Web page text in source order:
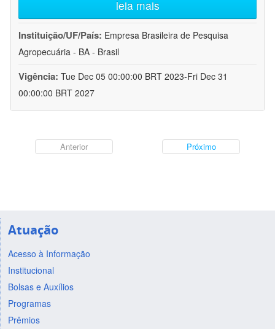
leia mais
Instituição/UF/País: Empresa Brasileira de Pesquisa
Agropecuária - BA - Brasil
Vigência: Tue Dec 05 00:00:00 BRT 2023-Fri Dec 31
00:00:00 BRT 2027
Anterior Próximo
Atuação
Acesso à Informação
Institucional
Bolsas e Auxílios
Programas
Prêmios